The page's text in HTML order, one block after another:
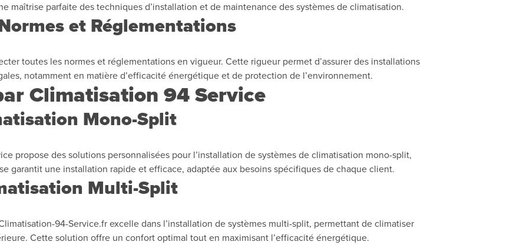
maîtrise parfaite des techniques d’installation et de maintenance des systèmes de climatisation.
et Réglementations
toutes les normes et réglementations en vigueur. Cette rigueur permet d’assurer des installations
notamment en matière d’efficacité énergétique et de protection de l’environnement.
Climatisation 94 Service
Mono-Split
propose des solutions personnalisées pour l’installation de systèmes de climatisation mono-split,
garantit une installation rapide et efficace, adaptée aux besoins spécifiques de chaque client.
Multi-Split
94-Service.fr excelle dans l’installation de systèmes multi-split, permettant de climatiser
Cette solution offre un confort optimal tout en maximisant l’efficacité énergétique.